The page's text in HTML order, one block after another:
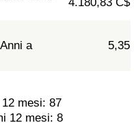
4.180,83 C$
a
5,35
mesi: 87
12 mesi: 8